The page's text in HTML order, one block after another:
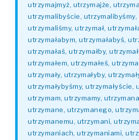
utrzymajmyż, utrzymajże,
utrzymalibyście, utrzymalibyśmy,
utrzymaliśmy, utrzymał,
utrzymałabym, utrzymałabyś,
utrzymałaś, utrzymałby,
utrzymałem, utrzymałeś,
utrzymały, utrzymałyby,
utrzymałybyśmy, utrzymałyście,
utrzymam, utrzymamy,
utrzymane, utrzymanego,
utrzymanemu, utrzymani,
utrzymaniach, utrzymaniami,